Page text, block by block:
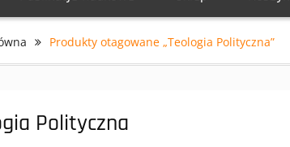
Produkty otagowane „Teologia Polityczna”
Polityczna